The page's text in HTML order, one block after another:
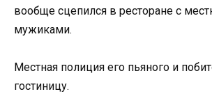
вообще сцепился в ресторане с
мужиками.
Местная полиция его пьяного и
гостиницу.